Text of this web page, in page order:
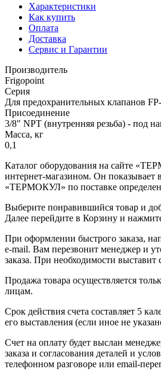
Характеристики
Как купить
Оплата
Доставка
Сервис и Гарантии
Производитель
Frigopoint
Серия
Для предохранительных клапанов
Присоединение
3/8" NPT (внутренняя резьба) - под
Масса, кг
0,1
Каталог оборудования на сайте
интернет-магазином. Он показывает
«ТЕРМОКУЛ» по поставке
Выберите понравившийся товар и
Далее перейдите в Корзину и
При оформлении быстрого заказа,
e-mail. Вам перезвонит менеджер и
заказа. При необходимости выставит
Продажа товара осуществляется
лицам.
Срок действия счета составляет 5
его выставления (если иное не
Счет на оплату будет выслан
заказа и согласования деталей и
телефонном разговоре или email-